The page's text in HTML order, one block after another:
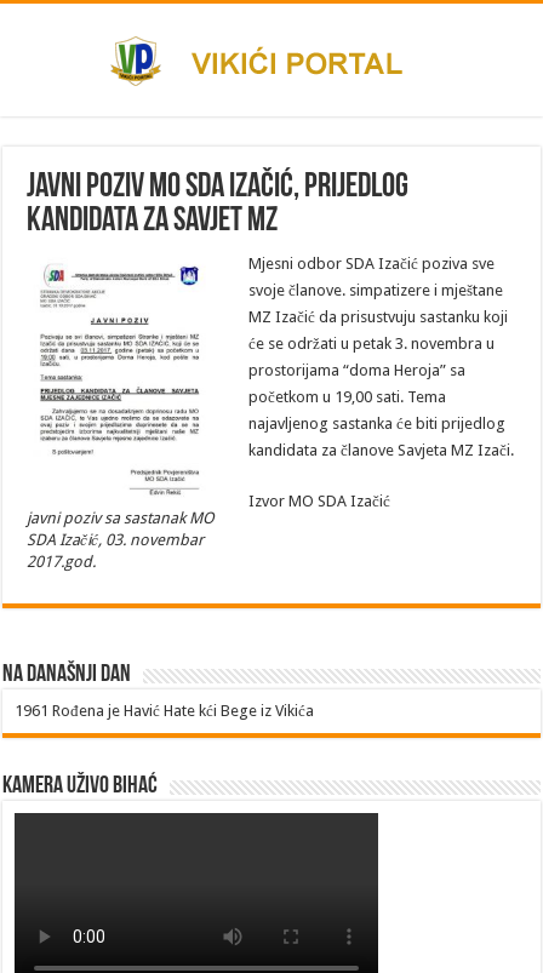
Javni poziv MO SDA Izačić, prijedlog
kandidata za Savjet MZ
javni poziv sa sastanak MO
SDA Izačić, 03. novembar
2017.god.
Mjesni odbor SDA Izačić poziva sve
svoje članove. simpatizere i mještane
MZ Izačić da prisustvuju sastanku koji
će se održati u petak 3. novembra u
prostorijama “doma Heroja” sa
početkom u 19,00 sati. Tema
najavljenog sastanka će biti prijedlog
kandidata za članove Savjeta MZ Izači.
Izvor MO SDA Izačić
Na današnji dan
1961 Rođena je Havić Hate kći Bege iz Vikića
Kamera uživo Bihać